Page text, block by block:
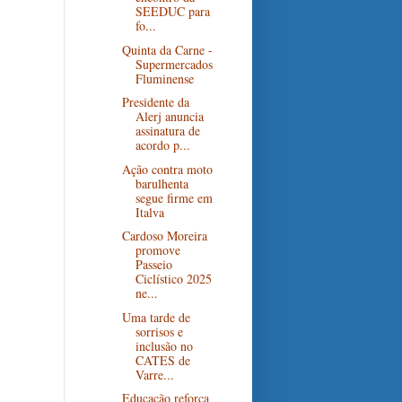
SEEDUC para
fo...
Quinta da Carne -
Supermercados
Fluminense
Presidente da
Alerj anuncia
assinatura de
acordo p...
Ação contra moto
barulhenta
segue firme em
Italva
Cardoso Moreira
promove
Passeio
Ciclístico 2025
ne...
Uma tarde de
sorrisos e
inclusão no
CATES de
Varre...
Educação reforça